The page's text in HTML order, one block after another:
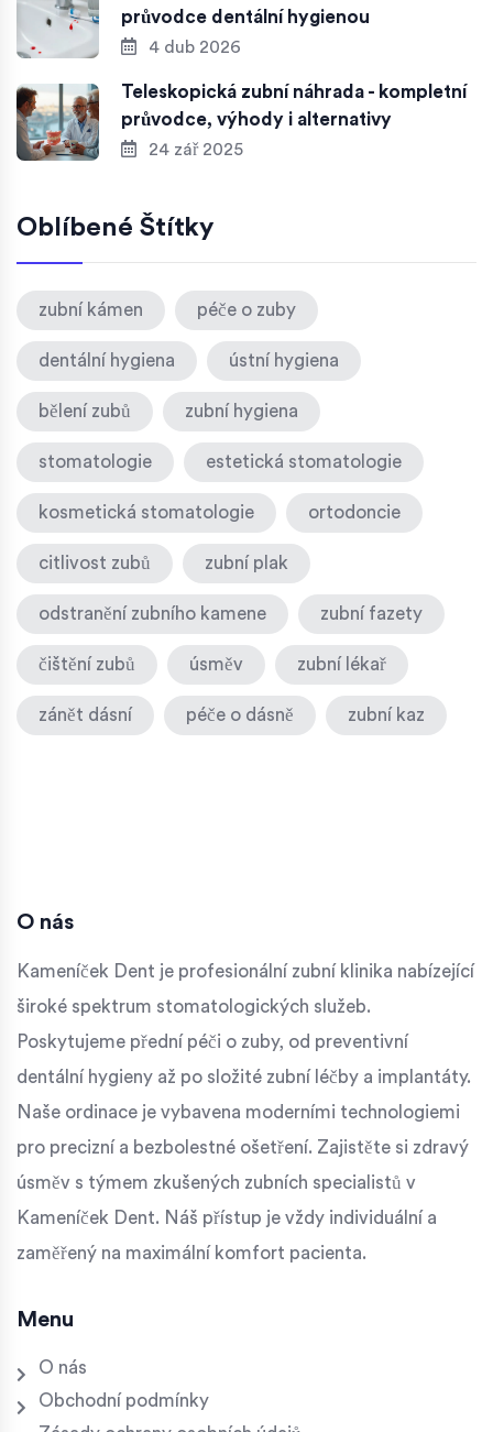
průvodce dentální hygienou
4 dub 2026
Teleskopická zubní náhrada - kompletní
průvodce, výhody i alternativy
24 zář 2025
Oblíbené Štítky
zubní kámen péče o zuby
dentální hygiena ústní hygiena
bělení zubů zubní hygiena
stomatologie estetická stomatologie
kosmetická stomatologie ortodoncie
citlivost zubů zubní plak
odstranění zubního kamene zubní fazety
čištění zubů úsměv zubní lékař
zánět dásní péče o dásně zubní kaz
O nás
Kameníček Dent je profesionální zubní klinika nabízející
široké spektrum stomatologických služeb.
Poskytujeme přední péči o zuby, od preventivní
dentální hygieny až po složité zubní léčby a implantáty.
Naše ordinace je vybavena moderními technologiemi
pro precizní a bezbolestné ošetření. Zajistěte si zdravý
úsměv s týmem zkušených zubních specialistů v
Kameníček Dent. Náš přístup je vždy individuální a
zaměřený na maximální komfort pacienta.
Menu
O nás
Obchodní podmínky